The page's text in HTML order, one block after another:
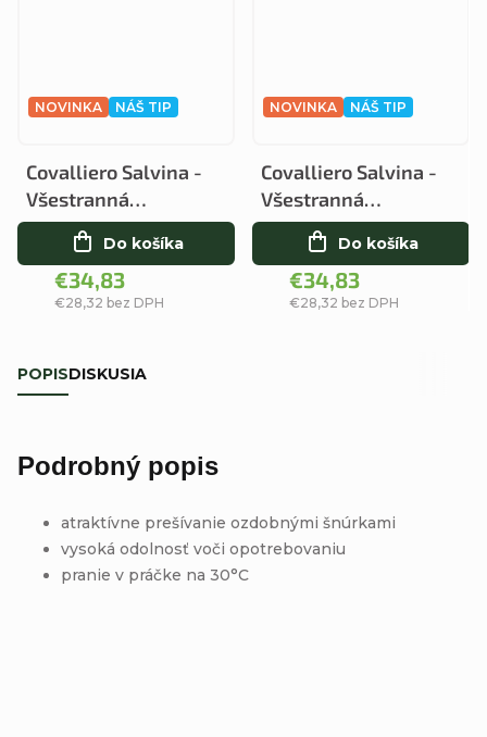
NOVINKA NÁŠ TIP
Covalliero Salvina -
Všestranná
Podsedlová Dečka Ice
€28,32 bez DPH
€34,83
Do košíka
NOVINKA NÁŠ TIP
Covalliero Salvina -
Všestranná
Podsedlová Dečka
Merlot
€28,32 bez DPH
€34,83
Do košíka
POPISDISKUSIA
Podrobný popis
atraktívne prešívanie ozdobnými šnúrkami
vysoká odolnosť voči opotrebovaniu
pranie v práčke na 30°C